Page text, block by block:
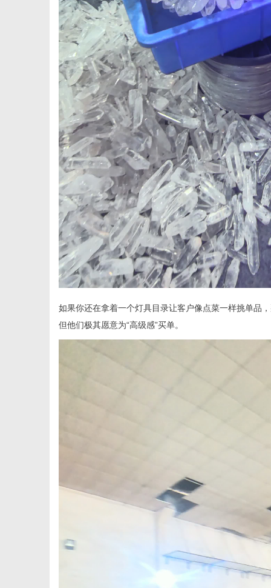
如果你还在拿着一个灯具目录让客户像点菜一样挑单品
但他们极其愿意为“高级感”买单。